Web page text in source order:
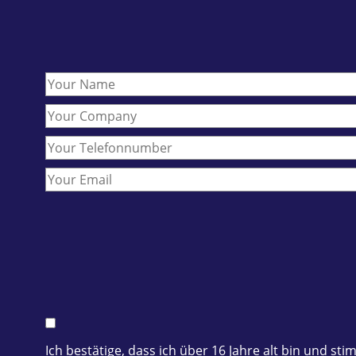
Ich bestätige, dass ich über 16 Jahre alt bin und